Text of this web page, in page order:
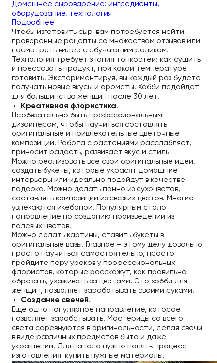
Домашнее сыроварение: ингредиенты,
оборудование, технология
Подробнее
Чтобы изготовить сыр, вам потребуется найти
проверенные рецепты со множеством отзывов или
посмотреть видео с обучающим роликом.
Технология требует знания тонкостей: как сушить
и прессовать продукт, при какой температуре
готовить. Экспериментируя, вы каждый раз будете
получать новые вкусы и ароматы. Хобби подойдет
для большинства женщин после 30 лет.
Креативная флористика.
Необязательно быть профессиональным
дизайнером, чтобы научиться составлять
оригинальные и привлекательные цветочные
композиции. Работа с растениями расслабляет,
приносит радость, развивает вкус и стиль.
Можно реализовать все свои оригинальные идеи,
создать букеты, которые украсят домашние
интерьеры или идеально подойдут в качестве
подарка. Можно делать панно из сухоцветов,
составлять композиции из свежих цветов. Многие
увлекаются икебаной. Популярным стало
направление по созданию произведений из
полевых цветов.
Можно делать картины, ставить букеты в
оригинальные вазы. Главное – этому делу довольно
просто научиться самостоятельно, просто
пройдите пару уроков у профессиональных
флористов, которые расскажут, как правильно
обрезать, ухаживать за цветами. Это хобби для
женщин, позволяет зарабатывать своими руками.
Создание свечей.
Еще одно популярное направление, которое
позволяет зарабатывать. Мастерицы со всего
света соревнуются в оригинальности, делая свечи
в виде различных предметов быта и даже
украшений. Для начала нужно понять процесс
изготовления, купить нужные материалы.